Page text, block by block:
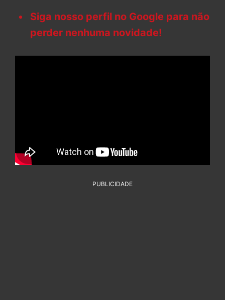
Siga nosso perfil no Google para não
perder nenhuma novidade!
PUBLICIDADE